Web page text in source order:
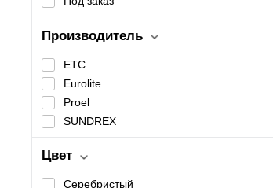
Производитель
ETC
Eurolite
Proel
SUNDREX
Цвет
Серебристый